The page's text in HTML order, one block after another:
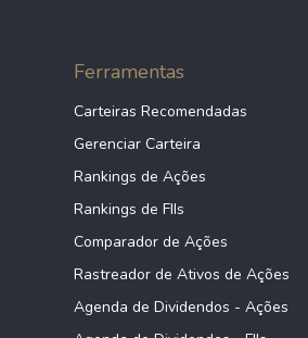
Ferramentas
Carteiras Recomendadas
Gerenciar Carteira
Rankings de Ações
Rankings de FIIs
Comparador de Ações
Rastreador de Ativos de Ações
Agenda de Dividendos - Ações